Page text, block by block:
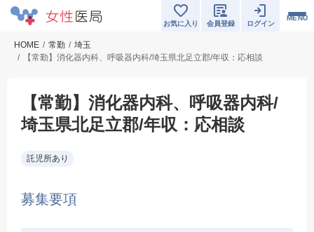
MENU
お気に入り 会員登録 ログイン
HOME 常勤
埼玉
【常勤】消化器内科、呼吸器内科/埼玉県北足立郡/年収：応相談
【常勤】消化器内科、呼吸器内科/
埼玉県北足立郡/年収：応相談
託児所あり
募集要項